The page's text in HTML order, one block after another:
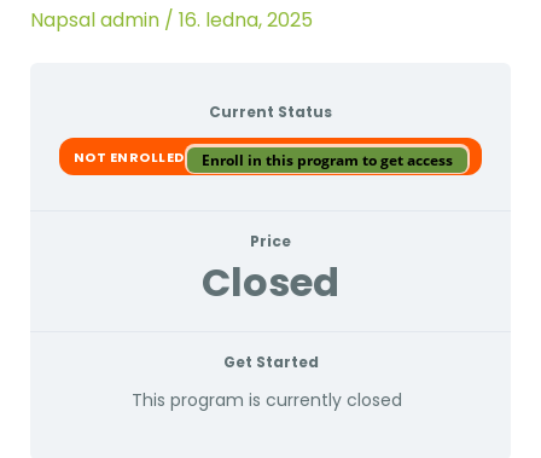
Napsaladmin / 16. ledna, 2025
Current Status
NOT ENROLLED Enroll in this program to get access
Price
Closed
Get Started
This program is currently closed